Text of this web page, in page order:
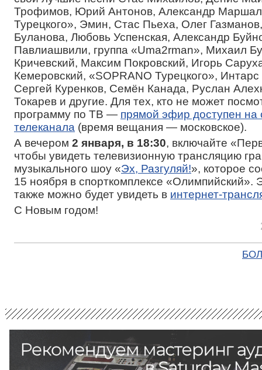
Трофимов, Юрий Антонов, Александр
Турецкого», Эмин, Стас Пьеха, Олег
Буланова, Любовь Успенская, Александр
Павлиашвили, группа «Uma2rman», Михаил
Кричевский, Максим Покровский, Игорь
Кемеровский, «SOPRANO Турецкого», Интарс
Сергей Куренков, Семён Канада, Руслан
Токарев и другие. Для тех, кто не может
программу по ТВ — прямой эфир доступен на
телеканала (время вещания — московское).
А вечером 2 января, в 18:30, включайте
чтобы увидеть телевизионную трансляцию
музыкального шоу «Эх, Разгуляй!», которое
15 ноября в спорткомплексе «Олимпийский».
также можно будет увидеть в интернет-
С Новым годом!